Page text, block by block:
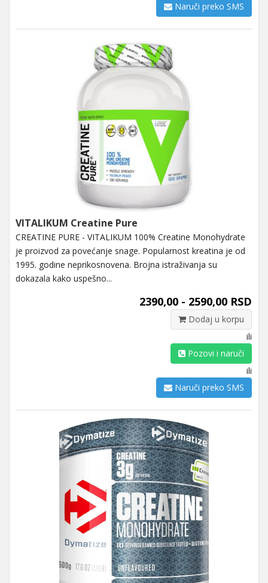
Naruči preko SMS
VITALIKUM Creatine Pure
CREATINE PURE - VITALIKUM 100% Creatine Monohydrate
je proizvod za povećanje snage. Popularnost kreatina je od
1995. godine neprikosnovena. Brojna istraživanja su
dokazala kako uspešno...
2390,00 - 2590,00 RSD
Dodaj u korpu
ili
Pozovi i naruči
ili
Naruči preko SMS